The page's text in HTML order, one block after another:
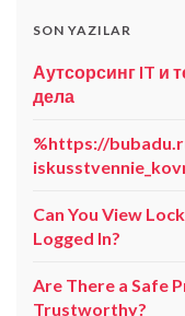
SON YAZILAR
Аутсорсинг IT и
дела
%https://
Can You View
Logged In?
Are There a Safe
Trustworthy?